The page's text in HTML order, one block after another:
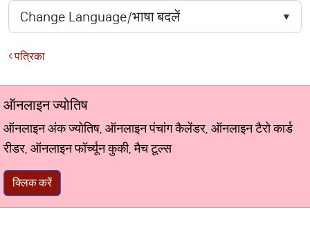
पत्रिका
ऑनलाइन ज्योतिष
ऑनलाइन अंक ज्योतिष, ऑनलाइन पंचांग कैलेंडर, ऑनलाइन टैरो कार्ड
रीडर, ऑनलाइन फॉर्च्यून कुकी, मैच टूल्स
क्लिक करें